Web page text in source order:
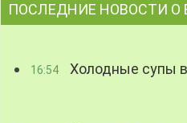
ПОСЛЕДНИЕ НОВОСТИ О
16:54 Холодные супы